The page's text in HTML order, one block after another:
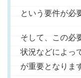
という要件が必
そして、この必
状況などによっ
が重要となりま